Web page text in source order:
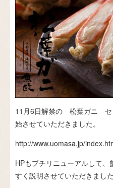
11月6日解禁の 松葉ガニ セ
始させていただきました。
http://www.uomasa.jp/
HPもプチリニューアルして
すく説明させていただきました